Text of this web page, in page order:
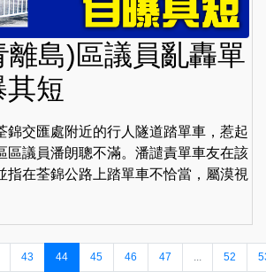
離島)區議員亂轟單
短
錦交匯處附近的行人隧道踏單車，惹起
區議員潘朗聰不滿。潘譴責單車友在該
指在荃錦公路上踏單車不恰當，屬漠視
43 44 45 46 47 52